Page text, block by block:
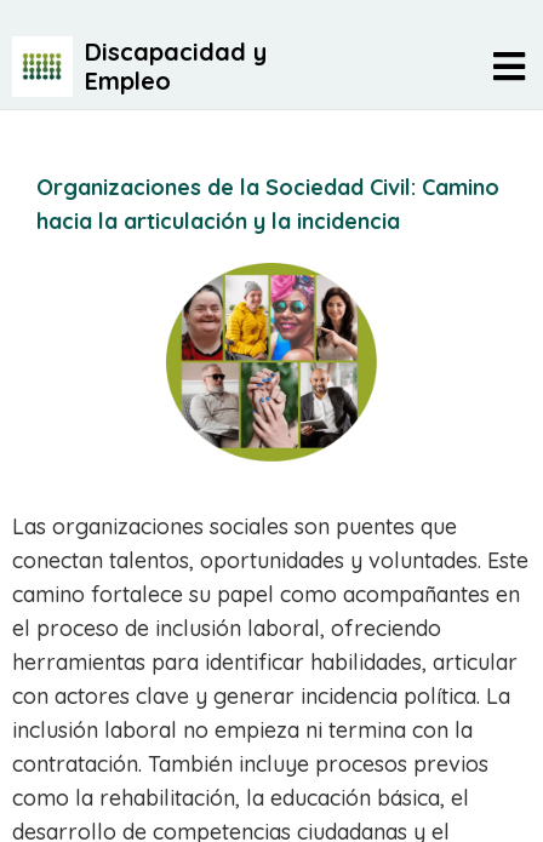
Discapacidad y
Empleo
Organizaciones de la Sociedad Civil: Camino
hacia la articulación y la incidencia
Las organizaciones sociales son puentes que
conectan talentos, oportunidades y voluntades. Este
camino fortalece su papel como acompañantes en
el proceso de inclusión laboral, ofreciendo
herramientas para identificar habilidades, articular
con actores clave y generar incidencia política. La
inclusión laboral no empieza ni termina con la
contratación. También incluye procesos previos
como la rehabilitación, la educación básica, el
desarrollo de competencias ciudadanas y el